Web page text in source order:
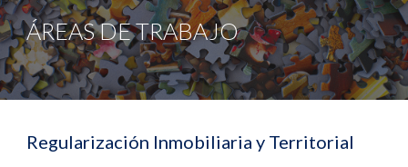
ÁREAS DE TRABAJO
Regularización Inmobiliaria y Territorial